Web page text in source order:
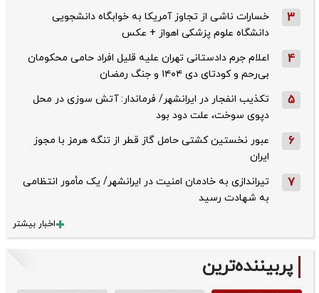
3
خسارات ناشی از تجاوز آمریکا به خوابگاه دانشجویی
دانشگاه علوم پزشکی اهواز + عکس
4
اعلام جرم دادستانی تهران علیه قلیل افراد حامی محکومان
بی‌رحم و کودتای دی‌ ۱۴۰۴ و جنگ رمضان
5
تکذیب ‌انفجار در ایرانشهر/ فرماندار: آتش سوزی در محل
دپوی سوخت، علت دود بود
6
عبور نخستین کشتی حامل گاز قطر از تنگه هرمز با مجوز
ایران
7
تیراندازی به خادمان امنیت در ایرانشهر/ یک مأمور انتظامی
به شهادت رسید
اخبار بیشتر
پربیننده‌ترین